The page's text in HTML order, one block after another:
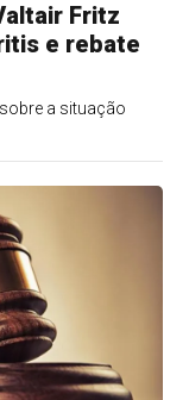
Fritz
e rebate
a situação